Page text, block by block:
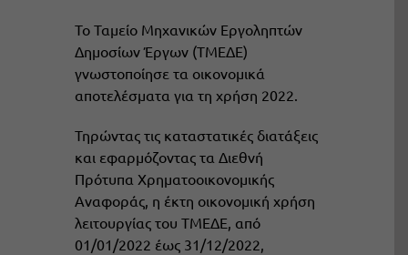
Το Ταμείο Μηχανικών Εργοληπτών
Δημοσίων Έργων (ΤΜΕΔΕ)
γνωστοποίησε τα οικονομικά
αποτελέσματα για τη χρήση 2022.
Τηρώντας τις καταστατικές διατάξεις
και εφαρμόζοντας τα Διεθνή
Πρότυπα Χρηματοοικονομικής
Αναφοράς, η έκτη οικονομική χρήση
λειτουργίας του ΤΜΕΔΕ, από
01/01/2022 έως 31/12/2022,